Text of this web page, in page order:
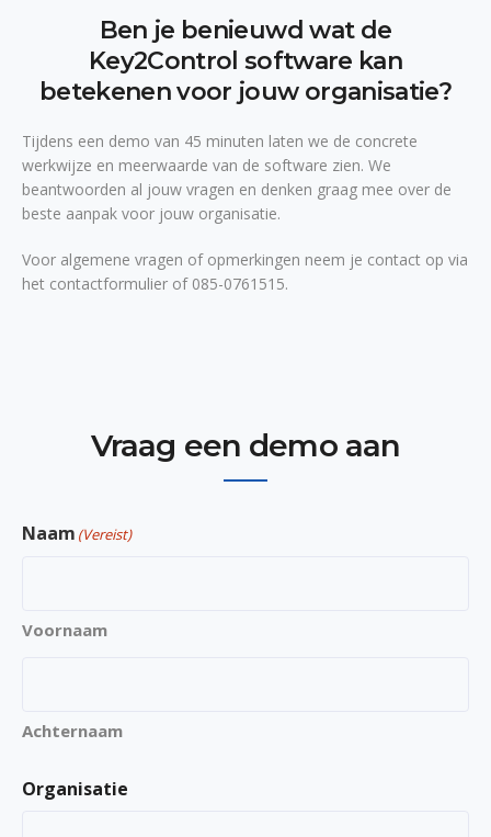
Ben je benieuwd wat de
Key2Control software kan
betekenen voor jouw organisatie?
Tijdens een demo van 45 minuten laten we de concrete
werkwijze en meerwaarde van de software zien. We
beantwoorden al jouw vragen en denken graag mee over de
beste aanpak voor jouw organisatie.
Voor algemene vragen of opmerkingen neem je contact op via
het contactformulier of 085-0761515.
Vraag een demo aan
Naam (Vereist)
Voornaam
Achternaam
Organisatie